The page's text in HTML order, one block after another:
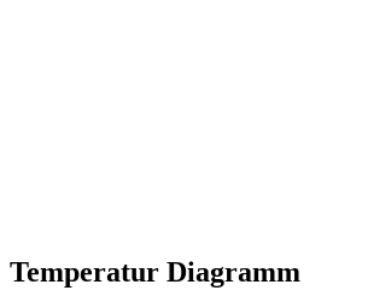
Temperatur Diagramm